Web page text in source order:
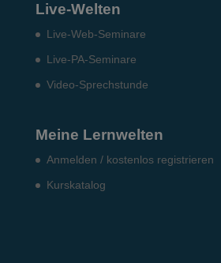
Live-Welten
Live-Web-Seminare
Live-PA-Seminare
Video-Sprechstunde
Meine Lernwelten
Anmelden / kostenlos registrieren
Kurskatalog